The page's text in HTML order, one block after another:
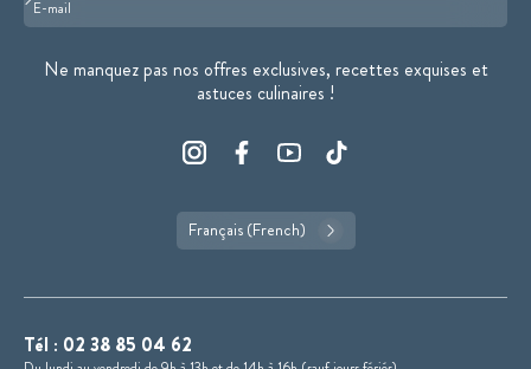
Format : adresse@email.com
Ne manquez pas nos offres exclusives, recettes exquises et
astuces culinaires !
Français (French)
Tél : 02 38 85 04 62